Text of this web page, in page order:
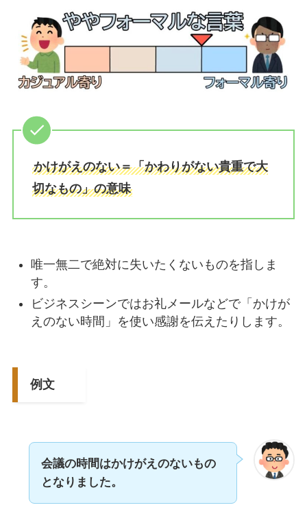
かけがえのない＝「かわりがない貴重で大
切なもの」の意味
唯一無二で絶対に失いたくないものを指しま
す。
ビジネスシーンではお礼メールなどで「かけが
えのない時間」を使い感謝を伝えたりします。
例文
会議の時間はかけがえのないもの
となりました。